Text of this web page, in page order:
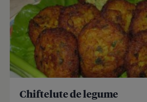
Chiftelute de legume